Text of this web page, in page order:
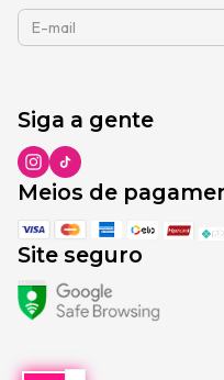
Siga a gente
Meios de
Site seguro